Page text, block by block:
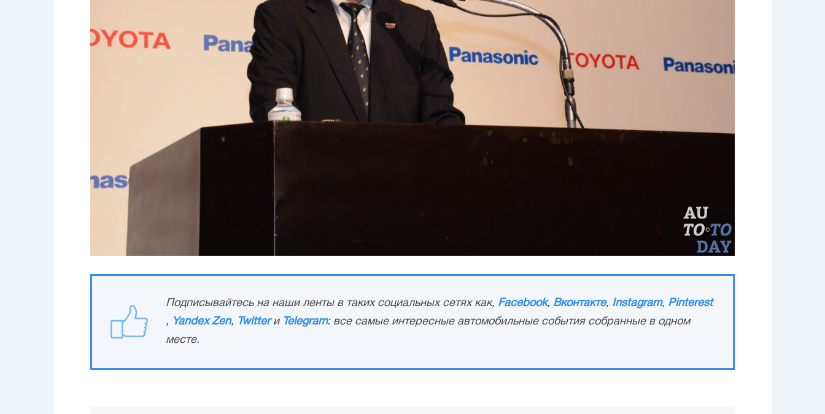
Подписывайтесь на наши ленты в таких социальных сетях как, Facebook, Вконтакте, Instagram, Pinterest
, Yandex Zen, Twitterи Telegram: все самые интересные автомобильные события собранные в одном
месте.